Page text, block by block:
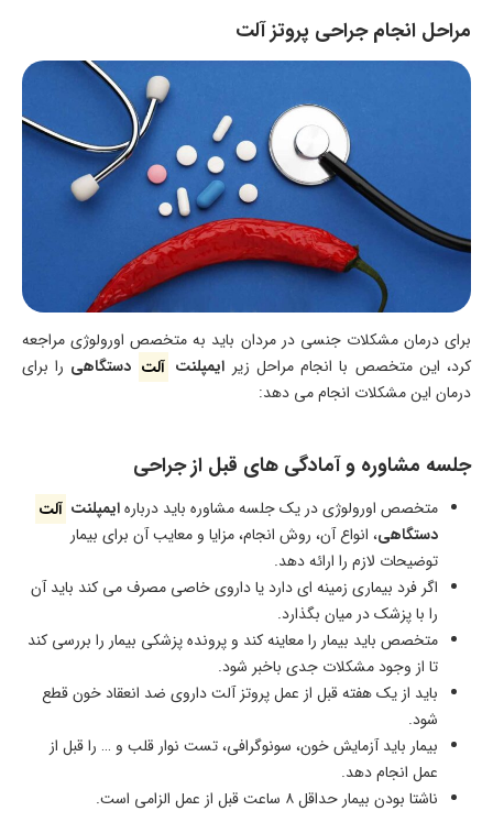
مراحل انجام جراحی پروتز آلت
برای درمان مشکلات جنسی در مردان باید به متخصص اورولوژی مراجعه
کرد، این متخصص با انجام مراحل زیر ایمپلنت آلت دستگاهی را برای
درمان این مشکلات انجام می دهد:
جلسه مشاوره و آمادگی های قبل از جراحی
متخصص اورولوژی در یک جلسه مشاوره باید دربارهایمپلنت آلت
دستگاهی، انواع آن، روش انجام، مزایا و معایب آن برای بیمار
توضیحات لازم را ارائه دهد.
اگر فرد بیماری زمینه ای دارد یا داروی خاصی مصرف می کند باید آن
را با پزشک در میان بگذارد.
متخصص باید بیمار را معاینه کند و پرونده پزشکی بیمار را بررسی کند
تا از وجود مشکلات جدی باخبر شود.
باید از یک هفته قبل از عمل پروتز آلت داروی ضد انعقاد خون قطع
شود.
بیمار باید آزمایش خون، سونوگرافی، تست نوار قلب و … را قبل از
عمل انجام دهد.
ناشتا بودن بیمار حداقل ۸ ساعت قبل از عمل الزامی است.